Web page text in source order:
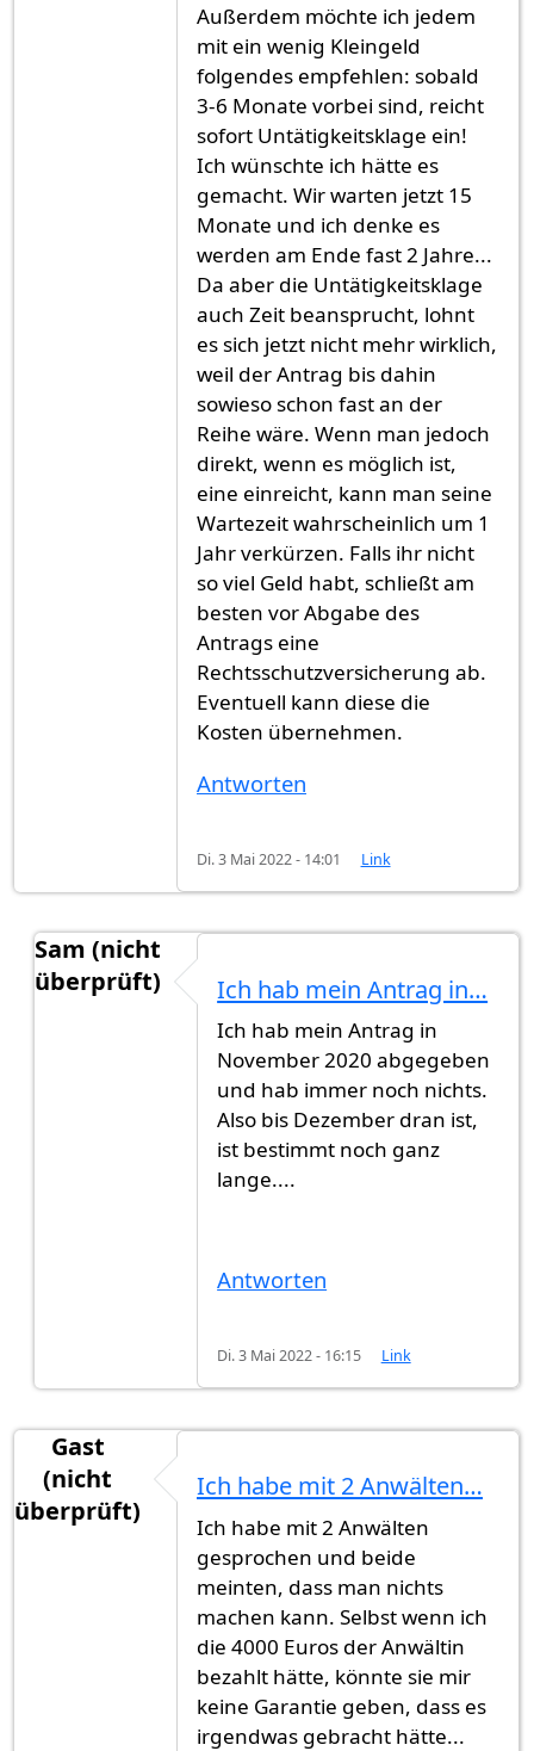
Außerdem möchte ich jedem
mit ein wenig Kleingeld
folgendes empfehlen: sobald
3-6 Monate vorbei sind, reicht
sofort Untätigkeitsklage ein!
Ich wünschte ich hätte es
gemacht. Wir warten jetzt 15
Monate und ich denke es
werden am Ende fast 2 Jahre...
Da aber die Untätigkeitsklage
auch Zeit beansprucht, lohnt
es sich jetzt nicht mehr wirklich,
weil der Antrag bis dahin
sowieso schon fast an der
Reihe wäre. Wenn man jedoch
direkt, wenn es möglich ist,
eine einreicht, kann man seine
Wartezeit wahrscheinlich um 1
Jahr verkürzen. Falls ihr nicht
so viel Geld habt, schließt am
besten vor Abgabe des
Antrags eine
Rechtsschutzversicherung ab.
Eventuell kann diese die
Kosten übernehmen.
Antworten
Di. 3 Mai 2022 - 14:01 Link
Sam (nicht
überprüft)
A.s.a.p. Untätigkeitsklage
Ich hab mein Antrag in…
Ich hab mein Antrag in
November 2020 abgegeben
und hab immer noch nichts.
Also bis Dezember dran ist,
ist bestimmt noch ganz
lange....
Antworten
Di. 3 Mai 2022 - 16:15 Link
Gast
(nicht
überprüft)
Ich habe mit 2 Anwälten…
Ich habe mit 2 Anwälten
gesprochen und beide
meinten, dass man nichts
machen kann. Selbst wenn ich
die 4000 Euros der Anwältin
bezahlt hätte, könnte sie mir
keine Garantie geben, dass es
irgendwas gebracht hätte...